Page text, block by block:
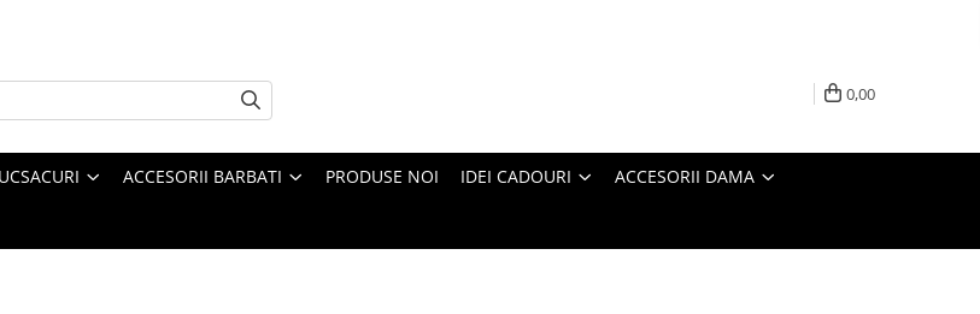
0,00
ACCESORII BARBATI PRODUSE NOI IDEI CADOURI ACCESORII DAMA